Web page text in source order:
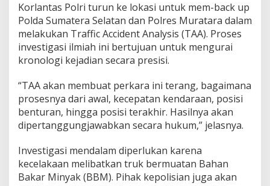
r
P
e
r
i
s
a
P
e
m
l
i
k
B
Korlantas Polri turun ke lokasi untuk mem-back up
Polda Sumatera Selatan dan Polres Muratara dalam
melakukan Traffic Accident Analysis (TAA). Proses
investigasi ilmiah ini bertujuan untuk mengurai
kronologi kejadian secara presisi.
“TAA akan membuat perkara ini terang, bagaimana
prosesnya dari awal, kecepatan kendaraan, posisi
benturan, hingga posisi terakhir. Hasilnya akan
dipertanggungjawabkan secara hukum,” jelasnya.
Investigasi mendalam diperlukan karena
kecelakaan melibatkan truk bermuatan Bahan
Bakar Minyak (BBM). Pihak kepolisian juga akan